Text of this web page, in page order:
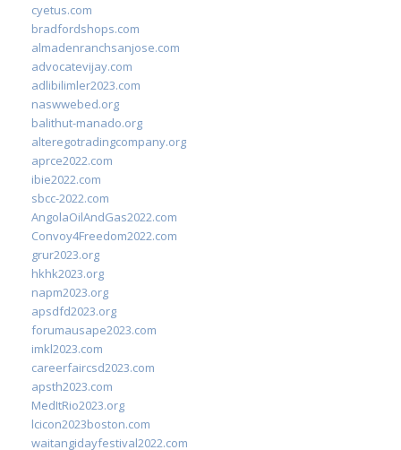
cyetus.com
bradfordshops.com
almadenranchsanjose.com
advocatevijay.com
adlibilimler2023.com
naswwebed.org
balithut-manado.org
alteregotradingcompany.org
aprce2022.com
ibie2022.com
sbcc-2022.com
AngolaOilAndGas2022.com
Convoy4Freedom2022.com
grur2023.org
hkhk2023.org
napm2023.org
apsdfd2023.org
forumausape2023.com
imkl2023.com
careerfaircsd2023.com
apsth2023.com
MedItRio2023.org
lcicon2023boston.com
waitangidayfestival2022.com